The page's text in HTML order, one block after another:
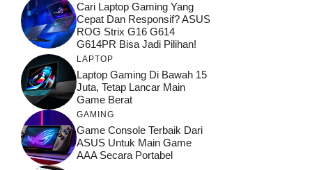
Cari Laptop Gaming Yang
Cepat Dan Responsif? ASUS
ROG Strix G16 G614
G614PR Bisa Jadi Pilihan!
LAPTOP
Laptop Gaming Di Bawah 15
Juta, Tetap Lancar Main
Game Berat
GAMING
Game Console Terbaik Dari
ASUS Untuk Main Game
AAA Secara Portabel